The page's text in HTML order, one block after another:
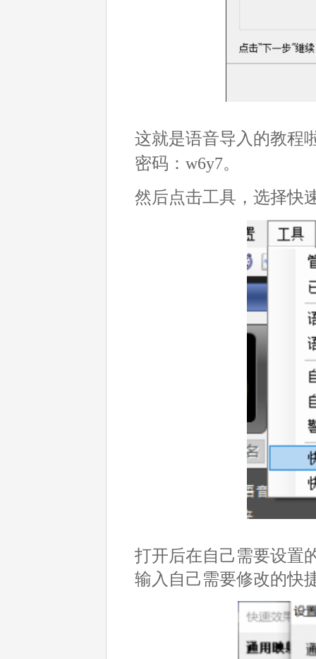
这就是语音导入的教程
密码：w6y7。
然后点击工具，选择快
打开后在自己需要设置
输入自己需要修改的快